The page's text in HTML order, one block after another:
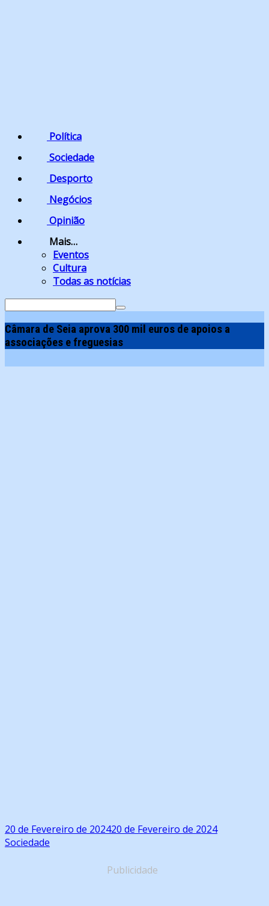
Política
Sociedade
Desporto
Negócios
Opinião
Mais…
Eventos
Cultura
Todas as notícias
Search
Câmara de Seia aprova 300 mil euros de apoios a
associações e freguesias
20 de Fevereiro de 202420 de Fevereiro de 2024
Sociedade
Publicidade